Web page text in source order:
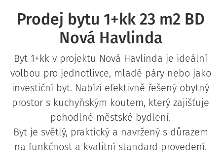
Prodej bytu 1+kk 23 m2 BD
Nová Havlinda
Byt 1+kk v projektu Nová Havlinda je ideální
volbou pro jednotlivce, mladé páry nebo jako
investiční byt. Nabízí efektivně řešený obytný
prostor s kuchyňským koutem, který zajišťuje
pohodlné městské bydlení.
Byt je světlý, praktický a navržený s důrazem
na funkčnost a kvalitní standard provedení.